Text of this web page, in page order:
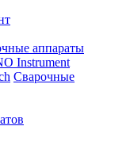
аппараты
Instrument
Cварочные